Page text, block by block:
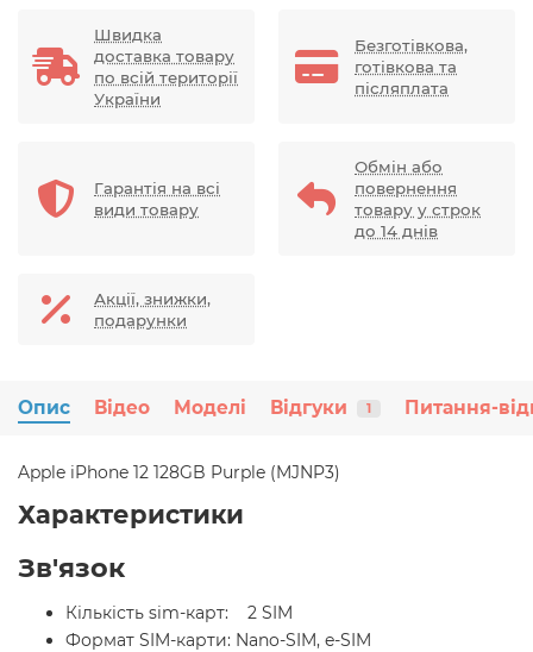
Швидка
доставка товару
по всій території
України
Безготівкова,
готівкова та
післяплата
Гарантія на всі
види товару
Обмін або
повернення
товару у строк
до 14 днів
Акції, знижки,
подарунки
Опис Відео Моделі Відгуки 1 Питання-
Apple iPhone 12 128GB Purple (MJNP3)
Характеристики
Зв'язок
Кількість sim-карт: 2 SIM
Формат SIM-карти: Nano-SIM, e-SIM